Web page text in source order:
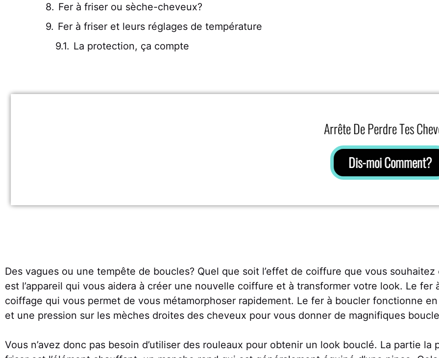
Fer à friser ou sèche-cheveux?
Fer à friser et leurs réglages de température
La protection, ça compte
Arrête De Perdre Tes
Dis-moi Comment?
Des vagues ou une tempête de boucles? Quel que soit l’effet de coiffure que vous
est l’appareil qui vous aidera à créer une nouvelle coiffure et à transformer votre look. Le fer
coiffage qui vous permet de vous métamorphoser rapidement. Le fer à boucler fonctionne
et une pression sur les mèches droites des cheveux pour vous donner de magnifiques
Vous n’avez donc pas besoin d’utiliser des rouleaux pour obtenir un look bouclé. La partie la